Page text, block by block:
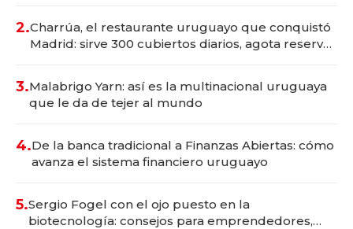
2.Charrúa, el restaurante uruguayo que conquistó
Madrid: sirve 300 cubiertos diarios, agota reservas
3.Malabrigo Yarn: así es la multinacional uruguaya
que le da de tejer al mundo
4.De la banca tradicional a Finanzas Abiertas: cómo
avanza el sistema financiero uruguayo
5.Sergio Fogel con el ojo puesto en la
biotecnología: consejos para emprendedores,